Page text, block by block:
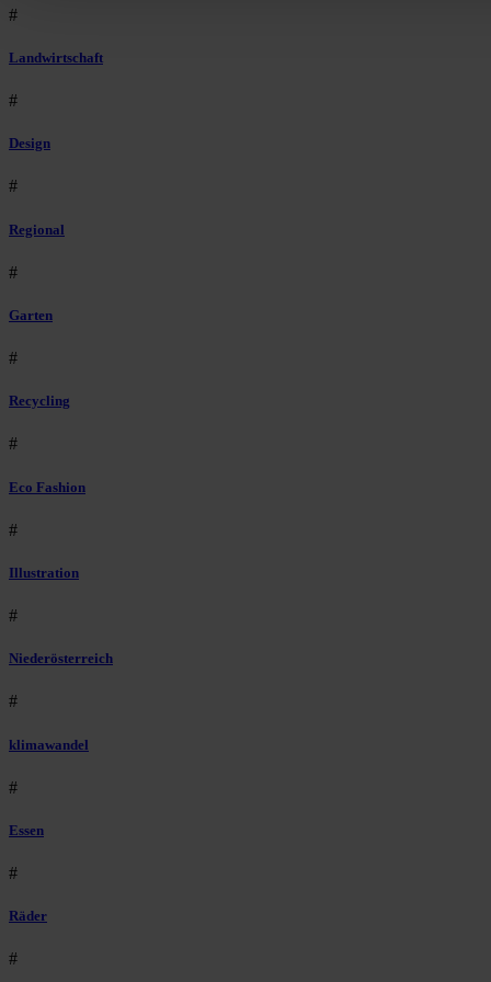
#
Landwirtschaft
#
Design
#
Regional
#
Garten
#
Recycling
#
Eco Fashion
#
Illustration
#
Niederösterreich
#
klimawandel
#
Essen
#
Räder
#